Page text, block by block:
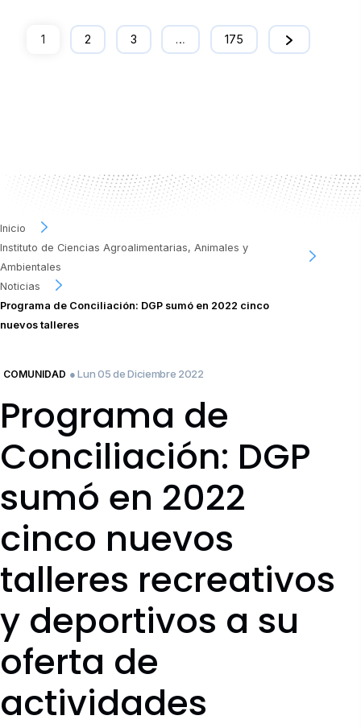
1 2 3 … 175
Inicio
Instituto de Ciencias Agroalimentarias, Animales y
Ambientales
Noticias
Programa de Conciliación: DGP sumó en 2022 cinco
nuevos talleres
COMUNIDAD ● Lun 05 de Diciembre 2022
Programa de
Conciliación: DGP
sumó en 2022
cinco nuevos
talleres recreativos
y deportivos a su
oferta de
actividades